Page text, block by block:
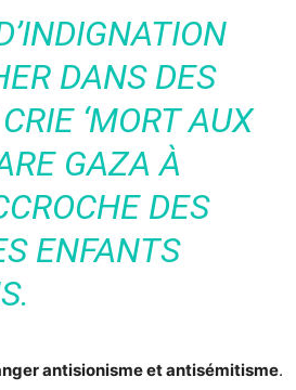
DANS DES
‘MORT AUX
GAZA À
DES
ENFANTS
antisionisme et antisémitisme.